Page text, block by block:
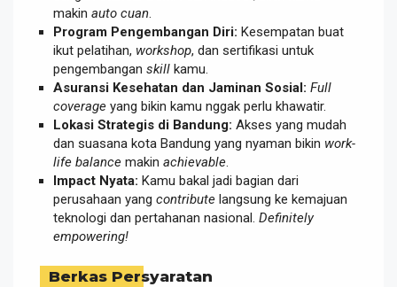
makin auto cuan
Program Pengembangan Diri: Kesempatan buat
ikut pelatihan, workshop, dan sertifikasi untuk
pengembangan skill kamu.
Asuransi Kesehatan dan Jaminan Sosial: Full
coverage yang bikin kamu nggak perlu khawatir.
Lokasi Strategis di Bandung: Akses yang mudah
dan suasana kota Bandung yang nyaman bikin work-
life balance makin achievable
Impact Nyata: Kamu bakal jadi bagian dari
perusahaan yang contribute langsung ke kemajuan
teknologi dan pertahanan nasional. Definitely
empowering!
Berkas Persyaratan